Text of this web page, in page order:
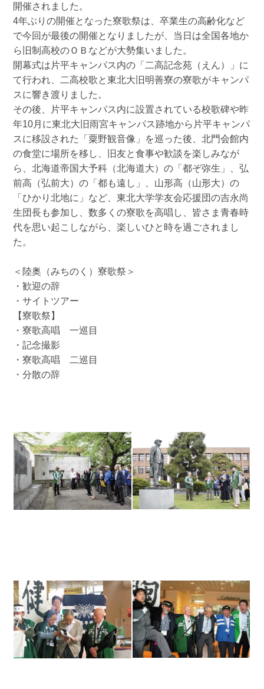
開催されました。
4年ぶりの開催となった寮歌祭は、卒業生の高齢化など
で今回が最後の開催となりましたが、当日は全国各地か
ら旧制高校のＯＢなどが大勢集いました。
開幕式は片平キャンパス内の「二高記念苑（えん）」に
て行われ、二高校歌と東北大旧明善寮の寮歌がキャンパ
スに響き渡りました。
その後、片平キャンパス内に設置されている校歌碑や昨
年10月に東北大旧雨宮キャンパス跡地から片平キャンパ
スに移設された「粟野観音像」を巡った後、北門会館内
の食堂に場所を移し、旧友と食事や歓談を楽しみなが
ら、北海道帝国大予科（北海道大）の「都ぞ弥生」、弘
前高（弘前大）の「都も遠し」、山形高（山形大）の
「ひかり北地に」など、東北大学学友会応援団の吉永尚
生団長も参加し、数多くの寮歌を高唱し、皆さま青春時
代を思い起こしながら、楽しいひと時を過ごされまし
た。
＜陸奥（みちのく）寮歌祭＞
・歓迎の辞
・サイトツアー
【寮歌祭】
・寮歌高唱 一巡目
・記念撮影
・寮歌高唱 二巡目
・分散の辞